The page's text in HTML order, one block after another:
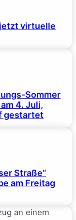
virtuelle
Sommer
4. Juli,
gestartet
Straße“
am Freitag